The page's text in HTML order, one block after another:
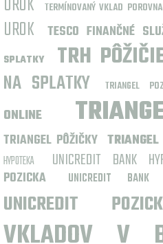
TERMÍNOVANÝ VKLAD
UROK
TESCO FINANČNÉ
SPLATKY
TRH
NA SPLATKY
TRIANGEL
ONLINE
TRIANGEL PÔŽIČKY
HYPOTEKA
UNICREDIT BANK
POZICKA
UNICREDIT BANK
UNICREDIT
VKLADOV V